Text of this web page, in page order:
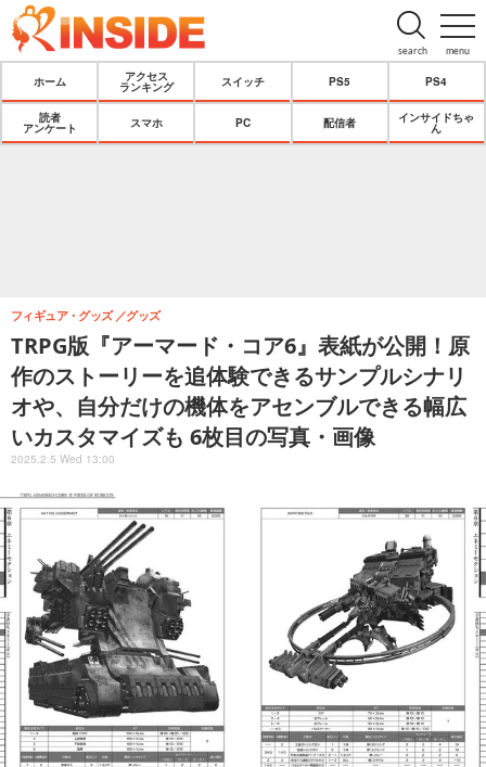
menu
search
ホーム
アクセス
ランキング
スイッチ PS5 PS4
読者
アンケート
スマホ PC 配信者
インサイドちゃ
ん
TRPG版『アーマード・コア6』表紙が公開！原
作のストーリーを追体験できるサンプルシナリ
オや、自分だけの機体をアセンブルできる幅広
いカスタマイズも 6枚目の写真・画像
フィギュア・グッズ グッズ
2025.2.5 Wed 13:00